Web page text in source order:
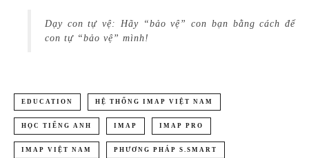
Dạy con tự vệ: Hãy “bảo vệ” con bạn bằng cách để
con tự “bảo vệ” mình!
EDUCATION HỆ THỐNG IMAP VIỆT NAM
HỌC TIẾNG ANH IMAP IMAP PRO
IMAP VIỆT NAM PHƯƠNG PHÁP S.SMART